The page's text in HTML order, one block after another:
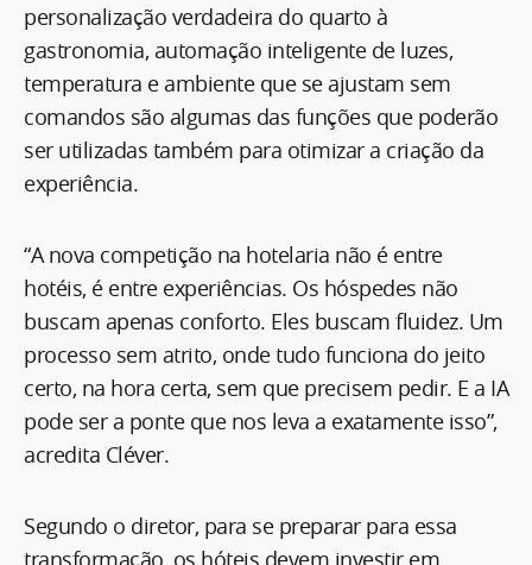
personalização verdadeira do quarto à
gastronomia, automação inteligente de luzes,
temperatura e ambiente que se ajustam sem
comandos são algumas das funções que poderão
ser utilizadas também para otimizar a criação da
experiência.
“A nova competição na hotelaria não é entre
hotéis, é entre experiências. Os hóspedes não
buscam apenas conforto. Eles buscam fluidez. Um
processo sem atrito, onde tudo funciona do jeito
certo, na hora certa, sem que precisem pedir. E a IA
pode ser a ponte que nos leva a exatamente isso”,
acredita Cléver.
Segundo o diretor, para se preparar para essa